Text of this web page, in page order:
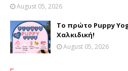
August 05, 2026
Το πρώτο Puppy
Χαλκιδική!
August 05, 2026